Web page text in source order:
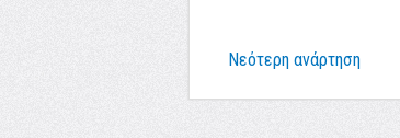
Νεότερη ανάρτηση